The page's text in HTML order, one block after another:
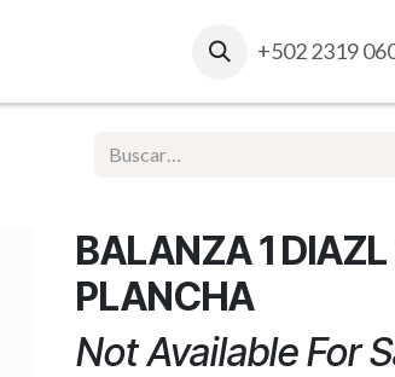
Ventas Corporativas Reportes
+502 2319
BALANZA 1 DIAZL
PLANCHA
Not Available For